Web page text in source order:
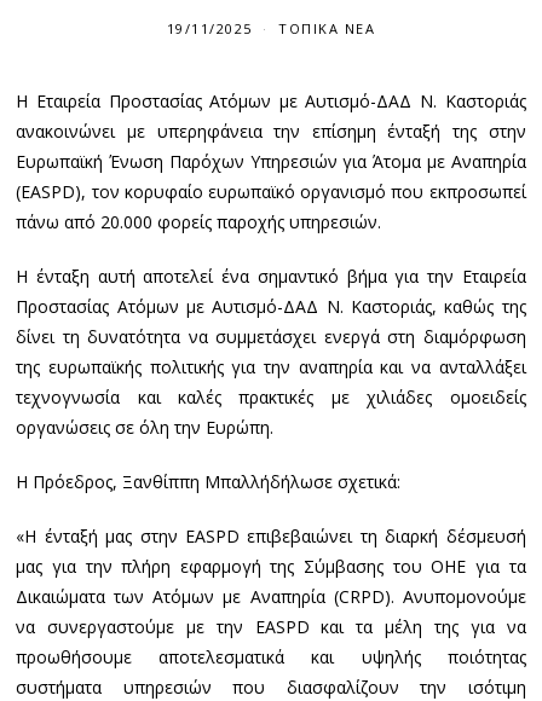
19/11/2025 ΤΟΠΙΚΆ ΝΈΑ
Η Εταιρεία Προστασίας Ατόμων με Αυτισμό-ΔΑΔ Ν. Καστοριάς
ανακοινώνει με υπερηφάνεια την επίσημη ένταξή της στην
Ευρωπαϊκή Ένωση Παρόχων Υπηρεσιών για Άτομα με Αναπηρία
(EASPD), τον κορυφαίο ευρωπαϊκό οργανισμό που εκπροσωπεί
πάνω από 20.000 φορείς παροχής υπηρεσιών.
Η ένταξη αυτή αποτελεί ένα σημαντικό βήμα για την Εταιρεία
Προστασίας Ατόμων με Αυτισμό-ΔΑΔ Ν. Καστοριάς, καθώς της
δίνει τη δυνατότητα να συμμετάσχει ενεργά στη διαμόρφωση
της ευρωπαϊκής πολιτικής για την αναπηρία και να ανταλλάξει
τεχνογνωσία και καλές πρακτικές με χιλιάδες ομοειδείς
οργανώσεις σε όλη την Ευρώπη.
Η Πρόεδρος, Ξανθίππη Μπαλλήδήλωσε σχετικά:
«Η ένταξή μας στην EASPD επιβεβαιώνει τη διαρκή δέσμευσή
μας για την πλήρη εφαρμογή της Σύμβασης του ΟΗΕ για τα
Δικαιώματα των Ατόμων με Αναπηρία (CRPD). Ανυπομονούμε
να συνεργαστούμε με την EASPD και τα μέλη της για να
προωθήσουμε αποτελεσματικά και υψηλής ποιότητας
συστήματα υπηρεσιών που διασφαλίζουν την ισότιμη